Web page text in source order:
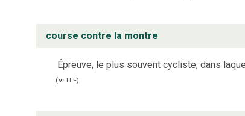
course contre la montre
Épreuve, le plus souvent cycliste, dans
(inTLF)